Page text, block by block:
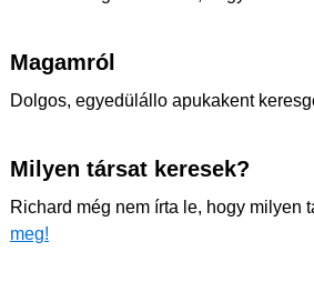
Magamról
Dolgos, egyedülállo apukakent
Milyen társat keresek?
Richard még nem írta le, hogy milyen
meg!